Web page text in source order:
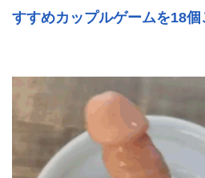
すすめカップルゲームを18個